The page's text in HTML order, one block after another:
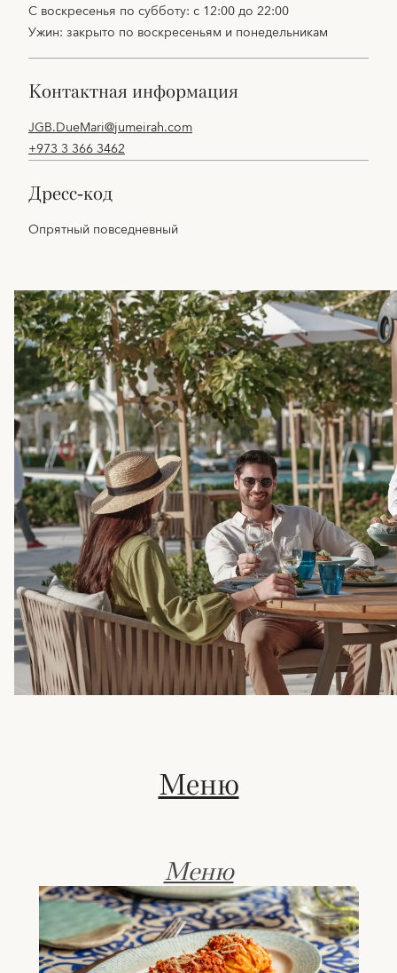
С воскресенья по субботу: с 12:00 до 22:00
Ужин: закрыто по воскресеньям и понедельникам
контактная информация
JGB.DueMari@jumeirah.com
+973 3 366 3462
дресс-код
Опрятный повседневный
Меню
Меню